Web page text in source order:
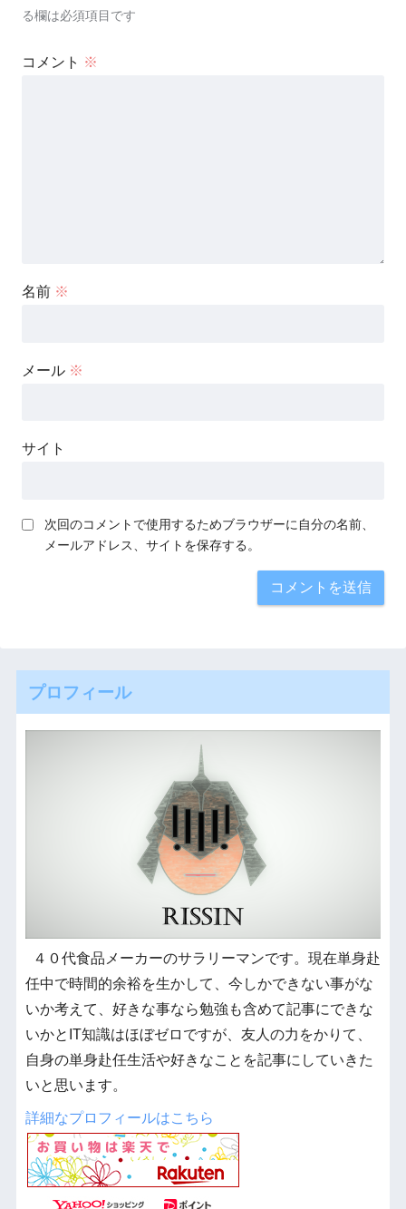
る欄は必須項目です
コメント ※
名前 ※
メール ※
サイト
次回のコメントで使用するためブラウザーに自分の名前、
メールアドレス、サイトを保存する。
プロフィール
４０代食品メーカーのサラリーマンです。現在単身赴
任中で時間的余裕を生かして、今しかできない事がな
いか考えて、好きな事なら勉強も含めて記事にできな
いかとIT知識はほぼゼロですが、友人の力をかりて、
自身の単身赴任生活や好きなことを記事にしていきた
いと思います。
詳細なプロフィールはこちら